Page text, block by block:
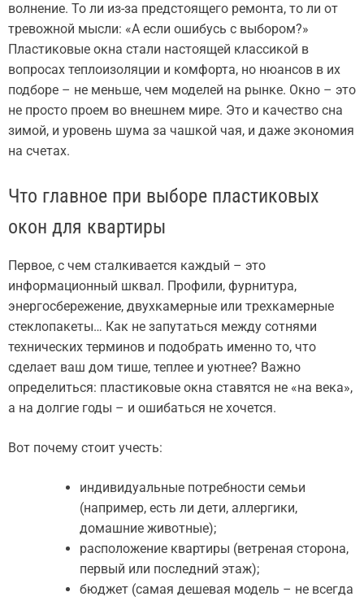
волнение. То ли из-за предстоящего ремонта, то ли от
тревожной мысли: «А если ошибусь с выбором?»
Пластиковые окна стали настоящей классикой в
вопросах теплоизоляции и комфорта, но нюансов в их
подборе – не меньше, чем моделей на рынке. Окно – это
не просто проем во внешнем мире. Это и качество сна
зимой, и уровень шума за чашкой чая, и даже экономия
на счетах.
Что главное при выборе пластиковых
окон для квартиры
Первое, с чем сталкивается каждый – это
информационный шквал. Профили, фурнитура,
энергосбережение, двухкамерные или трехкамерные
стеклопакеты… Как не запутаться между сотнями
технических терминов и подобрать именно то, что
сделает ваш дом тише, теплее и уютнее? Важно
определиться: пластиковые окна ставятся не «на века»,
а на долгие годы – и ошибаться не хочется.
Вот почему стоит учесть:
индивидуальные потребности семьи
(например, есть ли дети, аллергики,
домашние животные);
расположение квартиры (ветреная сторона,
первый или последний этаж);
бюджет (самая дешевая модель – не всегда